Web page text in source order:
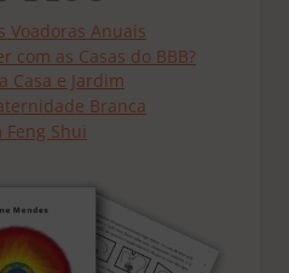
Voadoras Anuais
com as Casas do BBB?
Casa e Jardim
Branca
Shui